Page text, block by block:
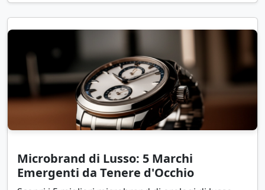
Microbrand di Lusso: 5 Marchi
Emergenti da Tenere d'Occhio